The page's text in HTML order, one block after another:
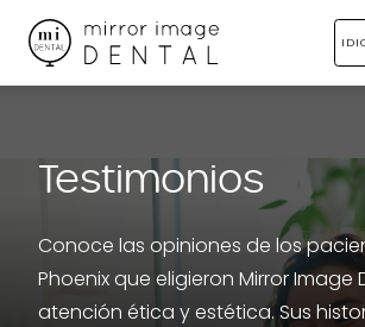
Testimonios
Conoce las opiniones de los
Phoenix que eligieron Mirror Image
atención ética y estética. Sus